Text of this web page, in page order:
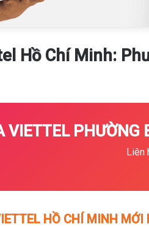
Hồ Chí Minh:
VIETTEL PHƯỜNG
Liên
HỒ CHÍ MINH MỚI